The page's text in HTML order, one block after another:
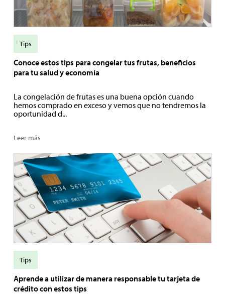
Conoce estos tips para congelar tus frutas, beneficios
para tu salud y economía
La congelación de frutas es una buena opción cuando
hemos comprado en exceso y vemos que no tendremos la
oportunidad d...
Leer más
Tips
Aprende a utilizar de manera responsable tu tarjeta de
crédito con estos tips
Tips